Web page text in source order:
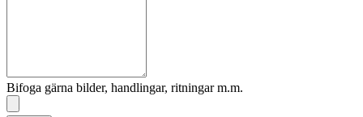
Bifoga gärna bilder, handlingar, ritningar m.m.